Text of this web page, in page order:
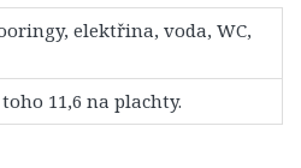
elektřina, voda, WC,
11,6 na plachty.